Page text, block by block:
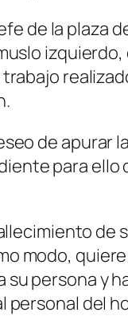
de la plaza
de apurar
para
de
modo,
persona y
personal del